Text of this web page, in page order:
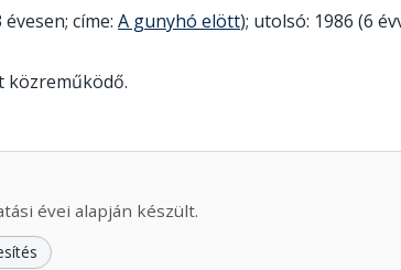
címe: A gunyhó elött); utolsó: 1986 (6
közreműködő.
évei alapján készült.